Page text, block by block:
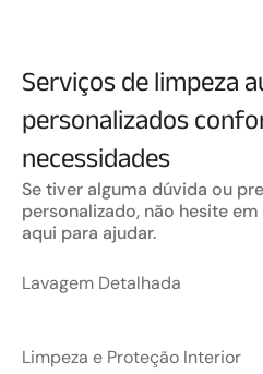
de se recuperar de arranhões
4. Antioxidante e UV Resistance:
danos causados pela exposição
A aplicação do PPF requer
recomendável que seja feita
garantir um bom acabamento e
Serviços de limpeza
personalizados
necessidades
Se tiver alguma dúvida ou
personalizado, não hesite
aqui para ajudar.
Lavagem Detalhada
Limpeza e Proteção Interior